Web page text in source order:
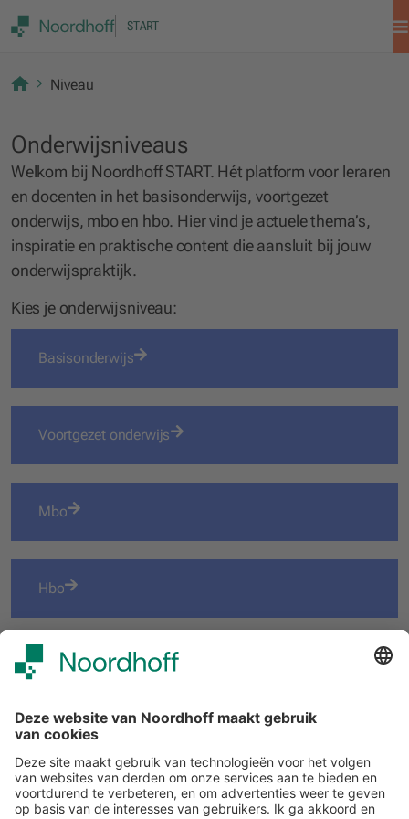
START
Niveau
Onderwijsniveaus
Welkom bij Noordhoff START. Hét platform voor leraren
en docenten in het basisonderwijs, voortgezet
onderwijs, mbo en hbo. Hier vind je actuele thema’s,
inspiratie en praktische content die aansluit bij jouw
onderwijspraktijk.
Kies je onderwijsniveau:
Basisonderwijs
Voortgezet onderwijs
Mbo
Hbo
Nieuwsbrieven
Altijd de nieuwste inspiratie in je inbox? Schrijf je dan nu
START